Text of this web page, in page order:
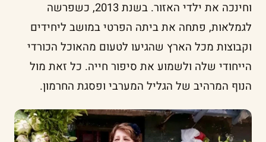
וחינכה את ילדי האזור. בשנת 2013, כשפרשה
לגמלאות, פתחה את ביתה הפרטי במושב ליחידים
וקבוצות מכל הארץ שהגיעו לטעום מהאוכל הכורדי
הייחודי שלה ולשמוע את סיפור חייה. כל זאת מול
הנוף המרהיב של הגליל המערבי ופסגת החרמון.